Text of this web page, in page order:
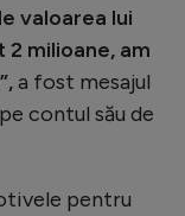
valoarea lui
2 milioane, am
a fost mesajul
contul său de
pentru